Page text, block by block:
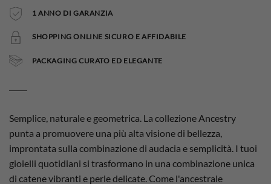
1 ANNO DI GARANZIA
SHOPPING ONLINE SICURO E AFFIDABILE
PACKAGING CURATO ED ELEGANTE
Semplice, naturale e geometrica. La collezione Ancestry
punta a promuovere una più alta visione di bellezza,
improntata sulla combinazione di audacia e semplicità. I tuoi
gioielli quotidiani si trasformano in una combinazione unica
di catene vibranti e perle delicate. Come l'ancestrale